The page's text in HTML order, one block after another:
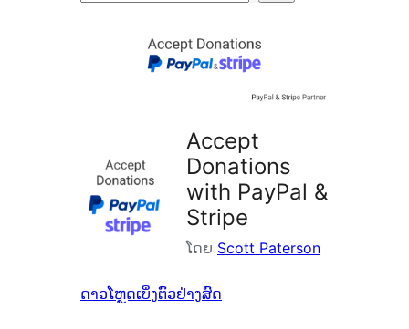
Accept
Donations
with PayPal &
Stripe
ໂດຍ Scott Paterson
ດາວໂຫຼດເບິ່ງຕົວຢ່າງສົດ